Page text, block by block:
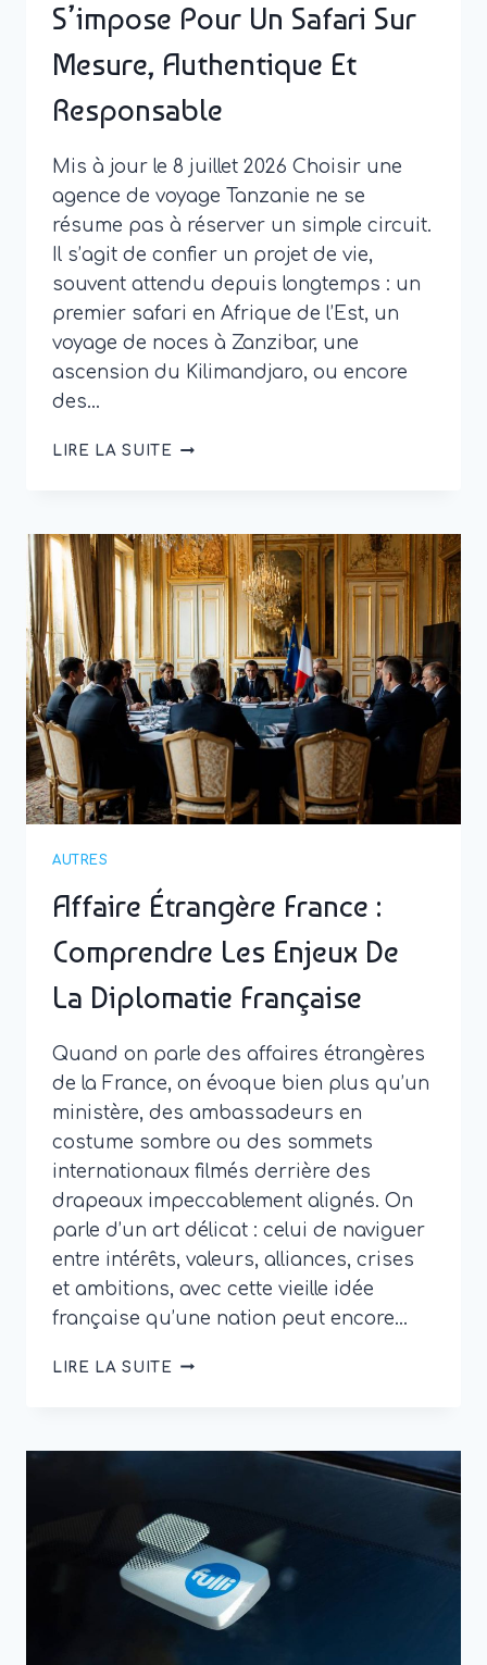
S’impose Pour Un Safari Sur
Mesure, Authentique Et
Responsable
Mis à jour le 8 juillet 2026 Choisir une
agence de voyage Tanzanie ne se
résume pas à réserver un simple circuit.
Il s’agit de confier un projet de vie,
souvent attendu depuis longtemps : un
premier safari en Afrique de l’Est, un
voyage de noces à Zanzibar, une
ascension du Kilimandjaro, ou encore
des…
LIRE LA SUITE AGENCE
:
POURQUOI
HORS
PISTES
S’IMPOSE
POUR
UN
SAFARI
SUR
MESURE,
AUTHENTIQUE
ET
RESPONSABLE
AUTRES
Affaire Étrangère France :
Comprendre Les Enjeux De
La Diplomatie Française
Quand on parle des affaires étrangères
de la France, on évoque bien plus qu’un
ministère, des ambassadeurs en
costume sombre ou des sommets
internationaux filmés derrière des
drapeaux impeccablement alignés. On
parle d’un art délicat : celui de naviguer
entre intérêts, valeurs, alliances, crises
et ambitions, avec cette vieille idée
française qu’une nation peut encore…
LIRE LA SUITE AFFAIRE
COMPRENDRE
DE
LA
DIPLOMATIE
FRANÇAISE